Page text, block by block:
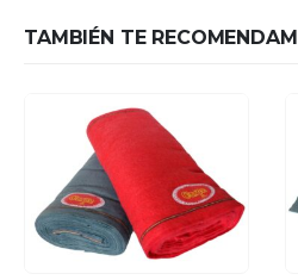
TAMBIÉN TE